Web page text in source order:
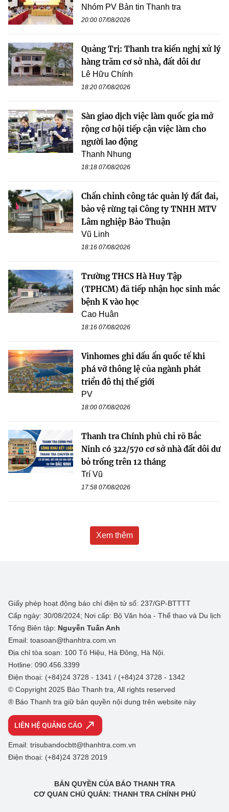
Nhóm PV Bản tin Thanh tra
20:00 07/08/2026
Quảng Trị: Thanh tra kiến nghị xử lý
hàng trăm cơ sở nhà, đất dôi dư
Lê Hữu Chính
18:20 07/08/2026
Sàn giao dịch việc làm quốc gia mở
rộng cơ hội tiếp cận việc làm cho
người lao động
Thanh Nhung
18:18 07/08/2026
Chấn chỉnh công tác quản lý đất đai,
bảo vệ rừng tại Công ty TNHH MTV
Lâm nghiệp Bảo Thuận
Vũ Linh
18:16 07/08/2026
Trường THCS Hà Huy Tập
(TPHCM) đã tiếp nhận học sinh mắc
bệnh K vào học
Cao Huân
18:16 07/08/2026
Vinhomes ghi dấu ấn quốc tế khi
phá vỡ thông lệ của ngành phát
triển đô thị thế giới
PV
18:00 07/08/2026
Thanh tra Chính phủ chỉ rõ Bắc
Ninh có 322/570 cơ sở nhà đất dôi dư
bỏ trống trên 12 tháng
Trí Vũ
17:58 07/08/2026
Xem thêm
Giấy phép hoạt động báo chí điện tử số: 237/GP-BTTTT
Cấp ngày: 30/08/2024; Nơi cấp: Bộ Văn hóa - Thể thao và Du lịch
Tổng Biên tập: Nguyễn Tuấn Anh
Email: toasoan@thanhtra.com.vn
Địa chỉ tòa soạn: 100 Tô Hiệu, Hà Đông, Hà Nội.
Hotline: 090.456.3399
Điện thoại: (+84)24 3728 - 1341 / (+84)24 3728 - 1342
© Copyright 2025 Báo Thanh tra, All rights reserved
® Báo Thanh tra giữ bản quyền nội dung trên website này
LIÊN HỆ QUẢNG CÁO
Email: trisubandocbtt@thanhtra.com.vn
Điện thoại: (+84)24 3728 2019
BẢN QUYỀN CỦA BÁO THANH TRA
CƠ QUAN CHỦ QUẢN: THANH TRA CHÍNH PHỦ